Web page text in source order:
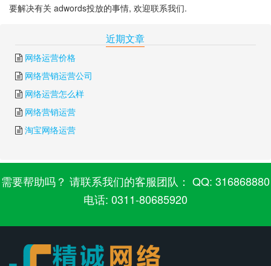
要解决有关 adwords投放的事情, 欢迎联系我们.
近期文章
网络运营价格
网络营销运营公司
网络运营怎么样
网络营销运营
淘宝网络运营
需要帮助吗？ 请联系我们的客服团队： QQ: 316868880
电话: 0311-80685920